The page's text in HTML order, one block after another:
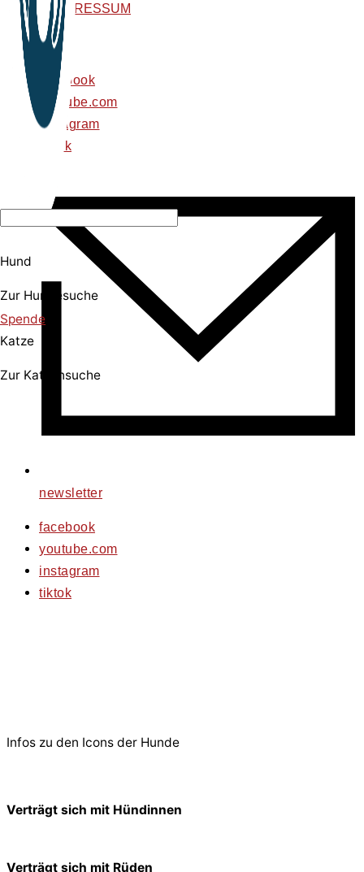
Hund
Zur Hundesuche
Spende
Katze
Zur Katzensuche
IMPRESSUM
facebook
youtube.com
instagram
tiktok
newsletter
facebook
youtube.com
instagram
tiktok
Infos zu den Icons der Hunde
Verträgt sich mit Hündinnen
Verträgt sich mit Rüden